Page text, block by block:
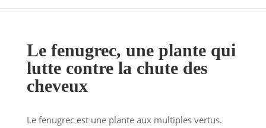
Le fenugrec, une plante qui
lutte contre la chute des
cheveux
Le fenugrec est une plante aux multiples vertus.